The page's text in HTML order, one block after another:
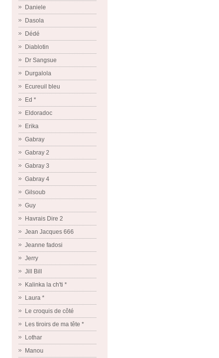
Daniele
Dasola
Dédé
Diablotin
Dr Sangsue
Durgalola
Ecureuil bleu
Ed *
Eldoradoc
Erika
Gabray
Gabray 2
Gabray 3
Gabray 4
Gilsoub
Guy
Havrais Dire 2
Jean Jacques 666
Jeanne fadosi
Jerry
Jill Bill
Kalinka la ch'ti *
Laura *
Le croquis de côté
Les tiroirs de ma tête *
Lothar
Manou